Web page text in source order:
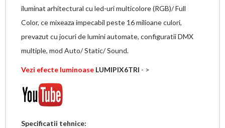
iluminat arhitectural cu led-uri multicolore (RGB)/ Full
Color, ce mixeaza impecabil peste 16 milioane culori,
prevazut cu jocuri de lumini automate, configuratii DMX
multiple, mod Auto/ Static/ Sound.
Vezi efecte luminoase LUMIPIX6TRI - >
Specificatii tehnice: